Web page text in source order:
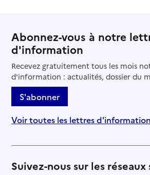
Abonnez-vous à notre
d'information
Recevez gratuitement tous les mois
d'information : actualités, dossier du
S'abonner
Voir toutes les lettres d'information
Suivez-nous sur les réseaux